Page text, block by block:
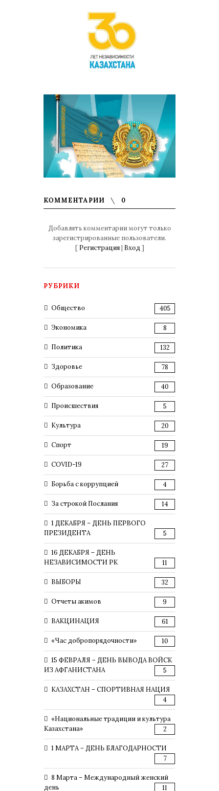
КОММЕНТАРИИ 0
Добавлять комментарии могут только
зарегистрированные пользователи.
[ Регистрация| Вход ]
РУБРИКИ
Общество 405
Экономика 8
Политика 132
Здоровье 78
Образование 40
Происшествия 5
Культура 20
Спорт 19
COVID-19 27
Борьба с коррупцией 4
За строкой Послания 14
1 ДЕКАБРЯ – ДЕНЬ ПЕРВОГО
ПРЕЗИДЕНТА
5
16 ДЕКАБРЯ – ДЕНЬ
НЕЗАВИСИМОСТИ РК
11
ВЫБОРЫ 32
Отчеты акимов 9
ВАКЦИНАЦИЯ 61
«Час добропорядочности» 10
15 ФЕВРАЛЯ – ДЕНЬ ВЫВОДА ВОЙСК
ИЗ АФГАНИСТАНА
5
КАЗАХСТАН – СПОРТИВНАЯ НАЦИЯ
4
«Национальные традиции и культура
Казахстана»
2
1 МАРТА – ДЕНЬ БЛАГОДАРНОСТИ
7
8 Марта – Международный женский
день
11